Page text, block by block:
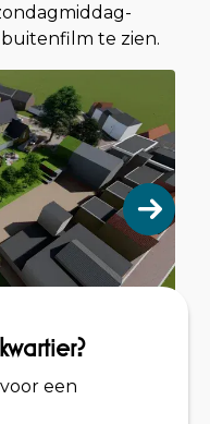
te zien.
een